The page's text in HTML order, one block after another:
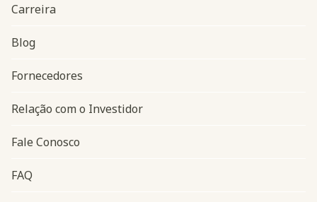
Navegação do rodapé
Carreira
Blog
Fornecedores
Relação com o Investidor
Fale Conosco
FAQ